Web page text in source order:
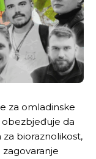
za omladinske
da
za bioraznolikost,